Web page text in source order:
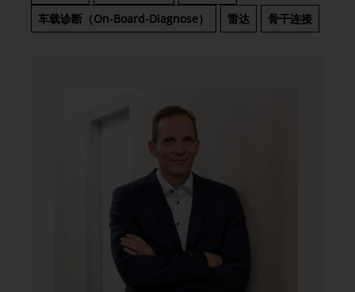
车载诊断（On-Board-Diagnose）
雷达 骨干连接